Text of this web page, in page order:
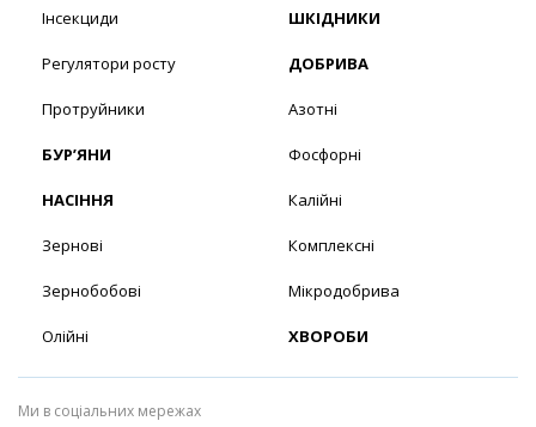
Інсекциди
Регулятори росту
Протруйники
БУР’ЯНИ
НАСІННЯ
Зернові
Зернобобові
Олійні
ШКІДНИКИ
ДОБРИВА
Азотні
Фосфорні
Калійні
Комплексні
Мікродобрива
ХВОРОБИ
Ми в соціальних мережах